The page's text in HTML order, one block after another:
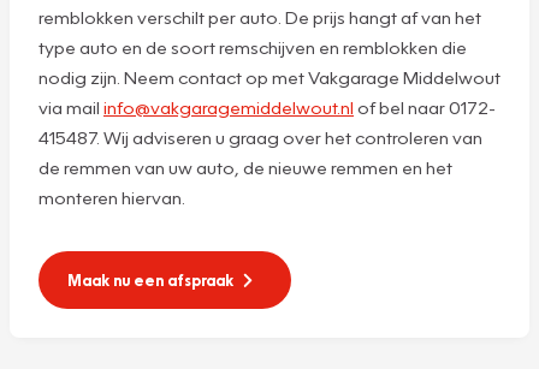
remblokken verschilt per auto. De prijs hangt af van het
type auto en de soort remschijven en remblokken die
nodig zijn. Neem contact op met Vakgarage Middelwout
via mail info@vakgaragemiddelwout.nl of bel naar 0172-
415487. Wij adviseren u graag over het controleren van
de remmen van uw auto, de nieuwe remmen en het
monteren hiervan.
Maak nu een afspraak